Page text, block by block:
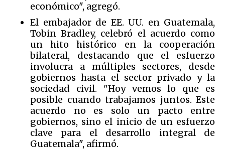
económico", agregó.
El embajador de EE. UU. en Guatemala,
Tobin Bradley, celebró el acuerdo como
un hito histórico en la cooperación
bilateral, destacando que el esfuerzo
involucra a múltiples sectores, desde
gobiernos hasta el sector privado y la
sociedad civil. "Hoy vemos lo que es
posible cuando trabajamos juntos. Este
acuerdo no es solo un pacto entre
gobiernos, sino el inicio de un esfuerzo
clave para el desarrollo integral de
Guatemala", afirmó.